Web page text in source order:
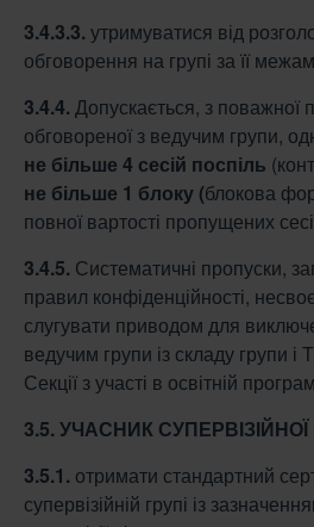
3.4.3.3. утримуватися від
обговорення на групі за її
3.4.4. Допускається, з поважної
обговореної з ведучим групи,
не більше 4 сесій поспіль
не більше 1 блоку (блокова
повної вартості пропущених
3.4.5. Систематичні пропуски,
правил конфіденційності,
слугувати приводом для
ведучим групи із складу групи і
Секції з участі в освітній
3.5. УЧАСНИК
3.5.1. отримати стандартний
супервізійній групі із